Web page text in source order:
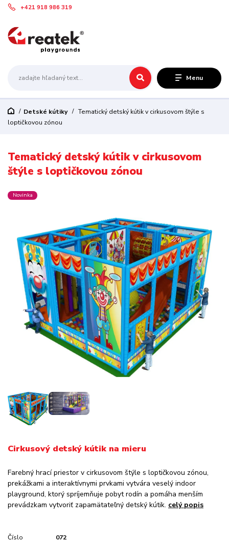
Menu
+421 918 986 319
Detské kútiky
Tematický detský kútik v cirkusovom štýle s
loptičkovou zónou
Tematický detský kútik v cirkusovom
štýle s loptičkovou zónou
Novinka
Cirkusový detský kútik na mieru
Farebný hrací priestor v cirkusovom štýle s loptičkovou zónou,
prekážkami a interaktívnymi prvkami vytvára veselý indoor
playground, ktorý spríjemňuje pobyt rodín a pomáha menším
prevádzkam vytvoriť zapamätateľný detský kútik. celý popis
Číslo
072